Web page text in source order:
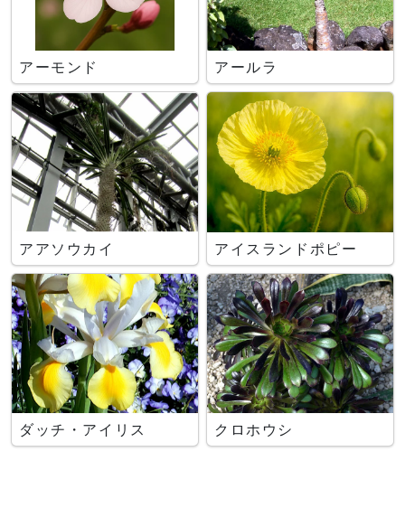
アーモンド アールラ
アアソウカイ アイスランドポピー
ダッチ・アイリス クロホウシ